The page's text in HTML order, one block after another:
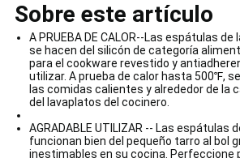
Sobre este artículo
A PRUEBA DE CALOR--Las espátulas
se hacen del silicón de categoría
para el cookware revestido y
utilizar. A prueba de calor hasta 500℉,
las comidas calientes y alrededor de la
del lavaplatos del cocinero.
AGRADABLE UTILIZAR -- Las espátulas
funcionan bien del pequeño tarro al bol
inestimables en su cocina. Perfeccione